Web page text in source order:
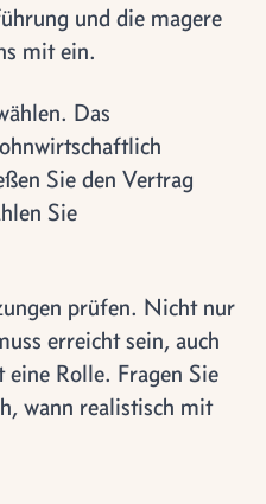
und die magere
mit ein.
Das
Sie den Vertrag
Sie
prüfen. Nicht nur
erreicht sein, auch
Rolle. Fragen Sie
wann realistisch mit